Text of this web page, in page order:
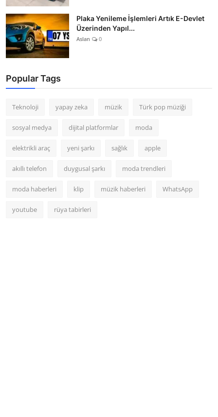
Plaka Yenileme İşlemleri Artık E-Devlet
Üzerinden Yapıl...
Aslan 0
Popular Tags
Teknoloji yapay zeka müzik Türk pop müziği
sosyal medya dijital platformlar moda
elektrikli araç yeni şarkı sağlık apple
akıllı telefon duygusal şarkı moda trendleri
moda haberleri klip müzik haberleri WhatsApp
youtube rüya tabirleri